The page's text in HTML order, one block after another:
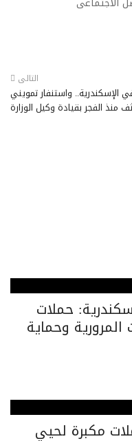
التالى
واستنفار تمويني
منذ الفجر بقيادة وكيل الوزارة
حملات
وحماية
مكبرة لحيي